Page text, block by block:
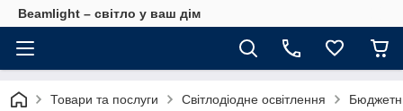
Beamlight – світло у ваш дім
Товари та послуги Світлодіодне освітлення